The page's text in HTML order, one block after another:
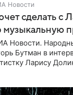
Новости
сделать с
Новости.
Бутман в
Ларису